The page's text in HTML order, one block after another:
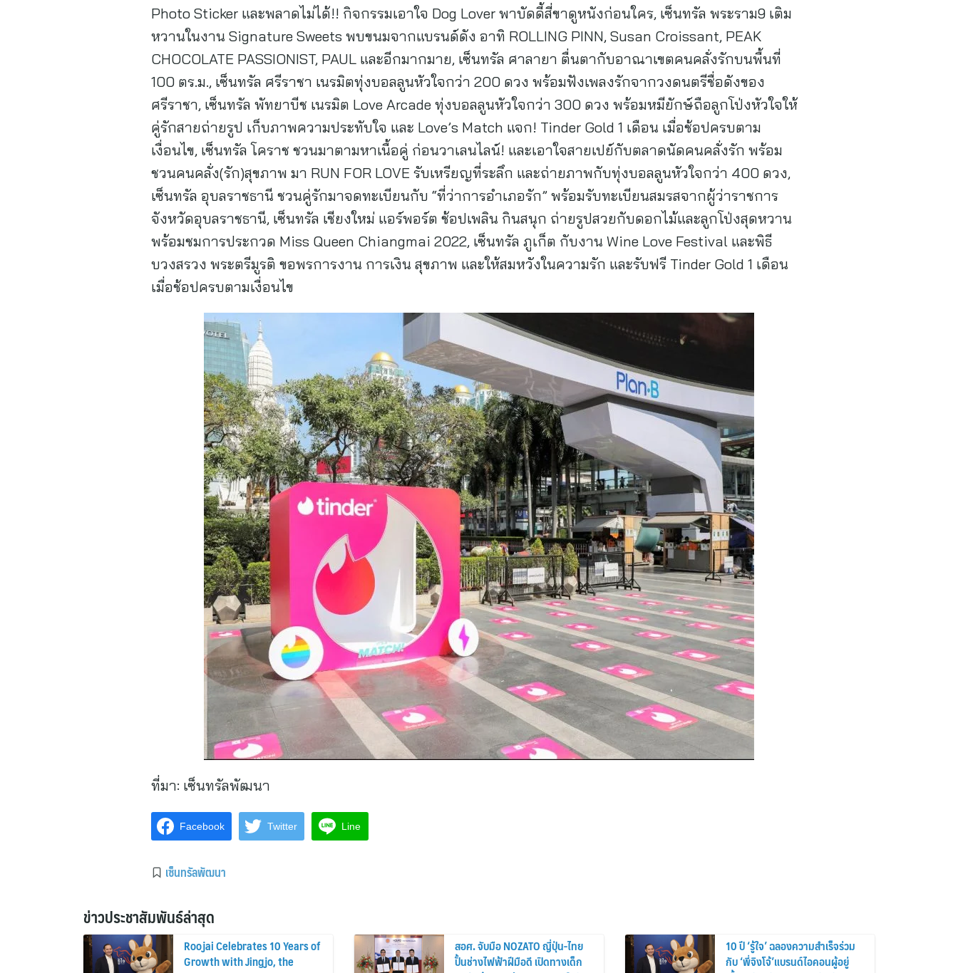
Photo Sticker และพลาดไม่ได้!! กิจกรรมเอาใจ Dog Lover พาบัดดี้สี่ขาดูหนังก่อนใคร, เซ็นทรัล พระราม9 เติม
หวานในงาน Signature Sweets พบขนมจากแบรนด์ดัง อาทิ ROLLING PINN, Susan Croissant, PEAK
CHOCOLATE PASSIONIST, PAUL และอีกมากมาย, เซ็นทรัล ศาลายา ตื่นตากับอาณาเขตคนคลั่งรักบนพื้นที่
100 ตร.ม., เซ็นทรัล ศรีราชา เนรมิตทุ่งบอลลูนหัวใจกว่า 200 ดวง พร้อมฟังเพลงรักจากวงดนตรีชื่อดังของ
ศรีราชา, เซ็นทรัล พัทยาบีช เนรมิต Love Arcade ทุ่งบอลลูนหัวใจกว่า 300 ดวง พร้อมหมียักษ์ถือลูกโป่งหัวใจให้
คู่รักสายถ่ายรูป เก็บภาพความประทับใจ และ Love’s Match แจก! Tinder Gold 1 เดือน เมื่อช้อปครบตาม
เงื่อนไข, เซ็นทรัล โคราช ชวนมาตามหาเนื้อคู่ ก่อนวาเลนไลน์! และเอาใจสายเปย์กับตลาดนัดคนคลั่งรัก พร้อม
ชวนคนคลั่ง(รัก)สุขภาพ มา RUN FOR LOVE รับเหรียญที่ระลึก และถ่ายภาพกับทุ่งบอลลูนหัวใจกว่า 400 ดวง,
เซ็นทรัล อุบลราชธานี ชวนคู่รักมาจดทะเบียนกับ “ที่ว่าการอำเภอรัก” พร้อมรับทะเบียนสมรสจากผู้ว่าราชการ
จังหวัดอุบลราชธานี, เซ็นทรัล เชียงใหม่ แอร์พอร์ต ช้อปเพลิน กินสนุก ถ่ายรูปสวยกับดอกไม้และลูกโป่งสุดหวาน
พร้อมชมการประกวด Miss Queen Chiangmai 2022, เซ็นทรัล ภูเก็ต กับงาน Wine Love Festival และพิธี
บวงสรวง พระตรีมูรติ ขอพรการงาน การเงิน สุขภาพ และให้สมหวังในความรัก และรับฟรี Tinder Gold 1 เดือน
เมื่อช้อปครบตามเงื่อนไข
ที่มา: เซ็นทรัลพัฒนา
Facebook Twitter Line
เซ็นทรัลพัฒนา
ข่าวประชาสัมพันธ์ล่าสุด
Roojai Celebrates 10 Years of
Growth with Jingjo, the
สอศ. จับมือ NOZATO ญี่ปุ่น-ไทย
ปั้นช่างไฟฟ้าฝีมือดี เปิดทางเด็ก
10 ปี ‘รู้ใจ’ ฉลองความสำเร็จร่วม
กับ ‘พี่จิงโจ้’แบรนด์ไอคอนผู้อยู่